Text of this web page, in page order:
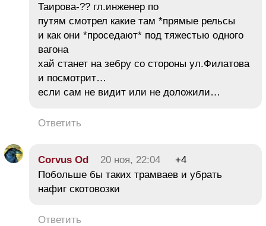
Таирова-?? гл.инженер по
путям смотрел какие там *прямые рельсы
и как они *проседают* под тяжестью одного
вагона
хай станет на зебру со стороны ул.Филатова
и посмотрит…
если сам не видит или не доложили…
Ответить
Corvus Od 20 ноя, 22:04
+4
Побольше бы таких трамваев и убрать
нафиг скотовозки
Ответить